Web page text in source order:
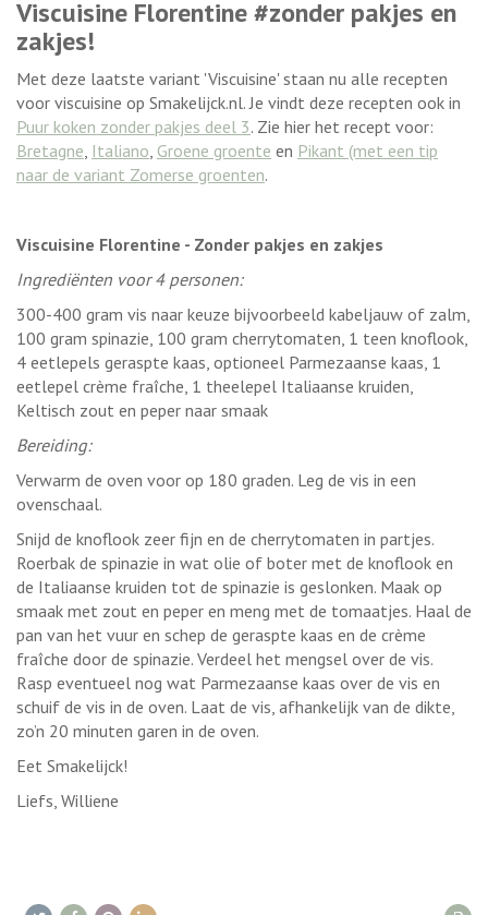
Viscuisine Florentine #zonder pakjes en
zakjes!
Met deze laatste variant 'Viscuisine' staan nu alle recepten
voor viscuisine op Smakelijck.nl. Je vindt deze recepten ook in
Puur koken zonder pakjes deel 3. Zie hier het recept voor:
Bretagne Italiano Groene groente en Pikant (met een tip
naar de variant Zomerse groenten.
Viscuisine Florentine - Zonder pakjes en zakjes
Ingrediënten voor 4 personen:
300-400 gram vis naar keuze bijvoorbeeld kabeljauw of zalm,
100 gram spinazie, 100 gram cherrytomaten, 1 teen knoflook,
4 eetlepels geraspte kaas, optioneel Parmezaanse kaas, 1
eetlepel crème fraîche, 1 theelepel Italiaanse kruiden,
Keltisch zout en peper naar smaak
Bereiding:
Verwarm de oven voor op 180 graden. Leg de vis in een
ovenschaal.
Snijd de knoflook zeer fijn en de cherrytomaten in partjes.
Roerbak de spinazie in wat olie of boter met de knoflook en
de Italiaanse kruiden tot de spinazie is geslonken. Maak op
smaak met zout en peper en meng met de tomaatjes. Haal de
pan van het vuur en schep de geraspte kaas en de crème
fraîche door de spinazie. Verdeel het mengsel over de vis.
Rasp eventueel nog wat Parmezaanse kaas over de vis en
schuif de vis in de oven. Laat de vis, afhankelijk van de dikte,
zo’n 20 minuten garen in de oven.
Eet Smakelijck!
Liefs, Williene